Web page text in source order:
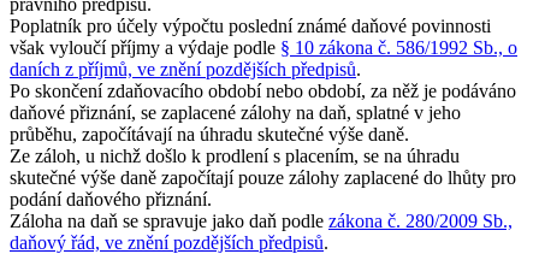
Poplatník pro účely výpočtu poslední známé daňové povinnosti
však vyloučí příjmy a výdaje podle § 10 zákona č. 586/1992 Sb., o
daních z příjmů, ve znění pozdějších předpisů.
Po skončení zdaňovacího období nebo období, za něž je podáváno
daňové přiznání, se zaplacené zálohy na daň, splatné v jeho
průběhu, započítávají na úhradu skutečné výše daně.
Ze záloh, u nichž došlo k prodlení s placením, se na úhradu
skutečné výše daně započítají pouze zálohy zaplacené do lhůty pro
podání daňového přiznání.
Záloha na daň se spravuje jako daň podle zákona č. 280/2009 Sb.,
daňový řád, ve znění pozdějších předpisů.